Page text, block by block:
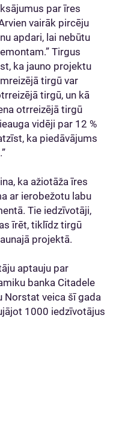
par īres
vairāk pircēju
apdari, lai nebūtu
Tirgus
ka jauno projektu
tirgū var
tirgū, un kā
otrreizējā tirgū
vidēji par 12 %
ka piedāvājums
ka ažiotāža īres
ar ierobežotu labu
Tie iedzīvotāji,
īrēt, tiklīdz tirgū
projektā.
aptauju par
banka Citadele
Norstat veica šī gada
1000 iedzīvotājus